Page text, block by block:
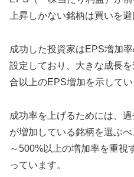
上昇しかない銘柄は買いを
成功した投資家はEPS増加
設定しており、大きな成長
合以上のEPS増加を示してい
成功率を上げるためには、
が増加している銘柄を選ぶ
～500%以上の増加率を重視
っています。